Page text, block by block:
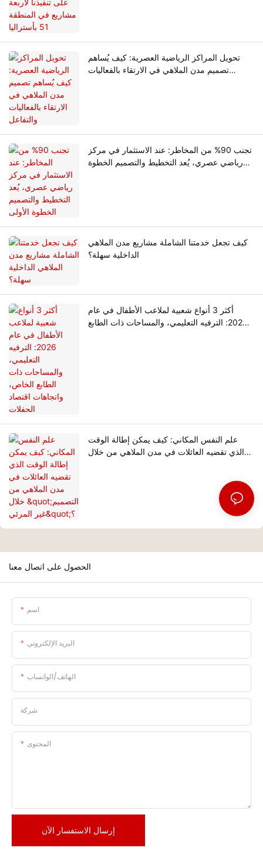
تحويل المراكز الرياضية العصرية: كيف يُساهم
تصميم مدن الملاهي في الارتقاء بالفعاليات
تجنب 90% من المخاطر: عند الاستثمار في مركز
رياضي عصري، يُعد التخطيط والتصميم الخطوة
كيف تجعل خدمتنا الشاملة مشاريع مدن الملاهي
الداخلية سهلة؟
أكثر 3 أنواع شعبية لملاعب الأطفال في عام
2026: الترفيه التعليمي، والمساحات ذات الطابع
علم النفس المكاني: كيف يمكن إطالة الوقت
الذي تقضيه العائلات في مدن الملاهي من خلال
الحصول على اتصال معنا
اسم
البريد الإلكتروني
الهاتف/الواتساب
شركة
المحتوى
إرسال الاستفسار الآن